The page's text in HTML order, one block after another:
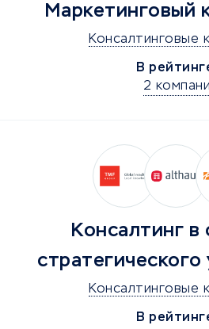
Маркетинговый
Консалтинговые
В
2
Консалтинг в
стратегического
Консалтинговые
В